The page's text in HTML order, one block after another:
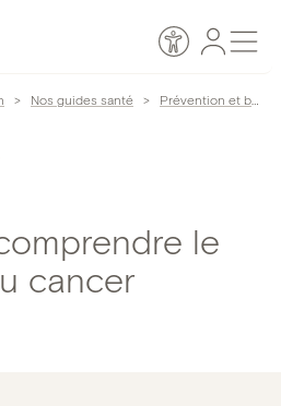
Accessibilité
Espace
> Nos guides santé > Prévention et bien-être
le
cancer